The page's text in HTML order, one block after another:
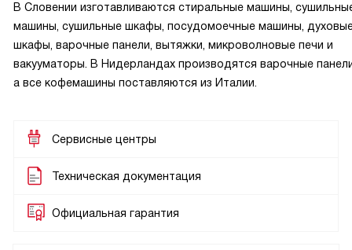
В Словении изготавливаются стиральные машины,
машины, сушильные шкафы, посудомоечные машины,
шкафы, варочные панели, вытяжки, микроволновые печи и
вакууматоры. В Нидерландах производятся варочные
а все кофемашины поставляются из Италии.
Сервисные центры
Техническая документация
Официальная гарантия